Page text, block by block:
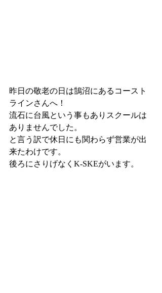
昨日の敬老の日は鵠沼にあるコースト
ラインさんへ！
流石に台風という事もありスクールは
ありませんでした。
と言う訳で休日にも関わらず営業が出
来たわけです。
後ろにさりげなくK-SKEがいます。